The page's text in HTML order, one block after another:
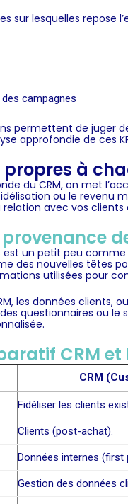
sur lesquelles repose
campagnes
permettent de juger
approfondie de ces
propres à
duCRM, on met
ou le revenu
avec vos
provenance
un petit peu
des nouvelles têtes
utilisées pour
les données clients,
questionnaires ou
CRM et
CRM
Fidéliser les clients
Clients (post-achat).
Données internes
Gestion des données